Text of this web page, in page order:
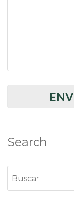
Search